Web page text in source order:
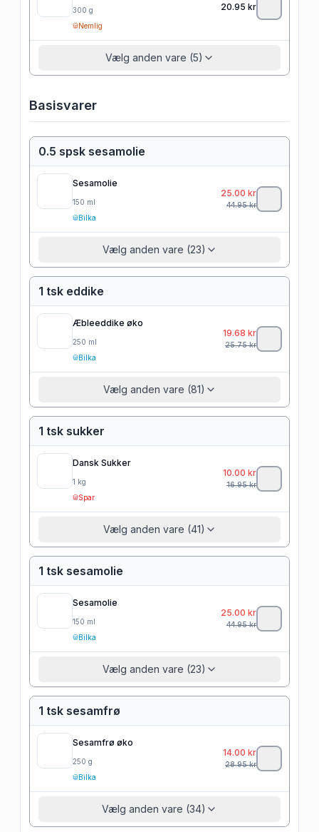
300 g
Nemlig
20.95 kr
Vælg anden vare (5)
Basisvarer
0.5 spsk sesamolie
Sesamolie
150 ml
Bilka
25.00 kr
44.95kr
Vælg anden vare (23)
1 tsk eddike
Æbleeddike øko
250 ml
Bilka
19.68 kr
25.75kr
Vælg anden vare (81)
1 tsk sukker
Dansk Sukker
1 kg
Spar
10.00 kr
16.95kr
Vælg anden vare (41)
1 tsk sesamolie
Sesamolie
150 ml
Bilka
25.00 kr
44.95kr
Vælg anden vare (23)
1 tsk sesamfrø
Sesamfrø øko
250 g
Bilka
14.00 kr
28.95kr
Vælg anden vare (34)